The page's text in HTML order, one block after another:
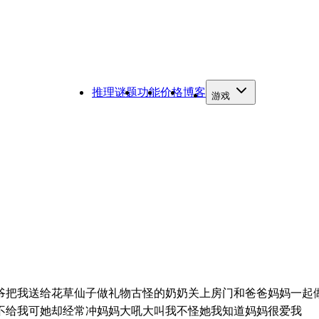
推理谜题功能价格博客 游戏
我送给花草仙子做礼物古怪的奶奶关上房门和爸爸妈妈一
我可她却经常冲妈妈大吼大叫我不怪她我知道妈妈很爱我